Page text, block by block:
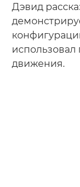
Дэвид
движения.